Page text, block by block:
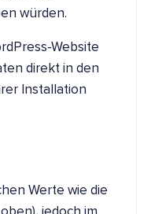
würden.
Website
direkt in den
Installation
Werte wie die